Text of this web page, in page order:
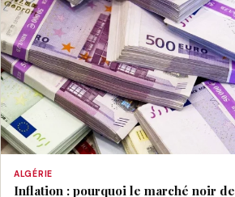
ALGÉRIE
Inflation : pourquoi le marché noir